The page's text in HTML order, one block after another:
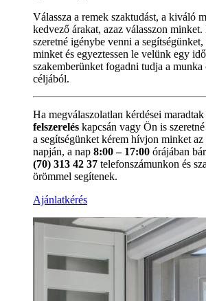
Válassza a remek szaktudást, a kiváló
kedvező árakat, azaz válasszon
szeretné igénybe venni a
minket és egyeztessen le velünk egy
szakemberünket fogadni tudja a munka
céljából.
Ha megválaszolatlan kérdései maradtak
felszerelés kapcsán vagy Ön is
a segítségünket kérem hívjon minket
napján, a nap 8:00 – 17:00 órájában
(70) 313 42 37 telefonszámunkon és
örömmel segítenek.
Ajánlatkérés